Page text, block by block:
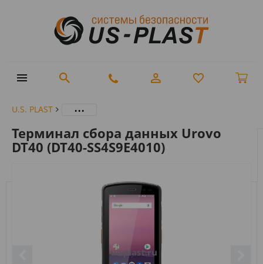
U.S. PLAST ...
Терминал сбора данных Urovo
DT40 (DT40-SS4S9E4010)